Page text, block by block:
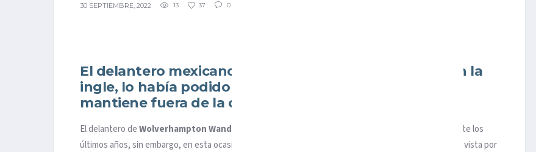
30 SEPTIEMBRE, 2022 13 37 0
El delantero mexicano lleva varios años con molestia en la
ingle, lo había podido controlar, pero se agravó y lo
mantiene fuera de la canchas
El delantero deWolverhampton Wanderers
ha tenido problemas de pubalgia durante los
últimos años, sin embargo, en esta ocasión ha sido más dificil tratarlo, de acuerdo con información provista por